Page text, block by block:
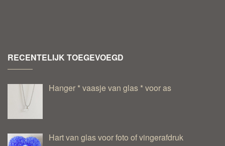
RECENTELIJK TOEGEVOEGD
Hanger * vaasje van glas * voor as
Hart van glas voor foto of vingerafdruk